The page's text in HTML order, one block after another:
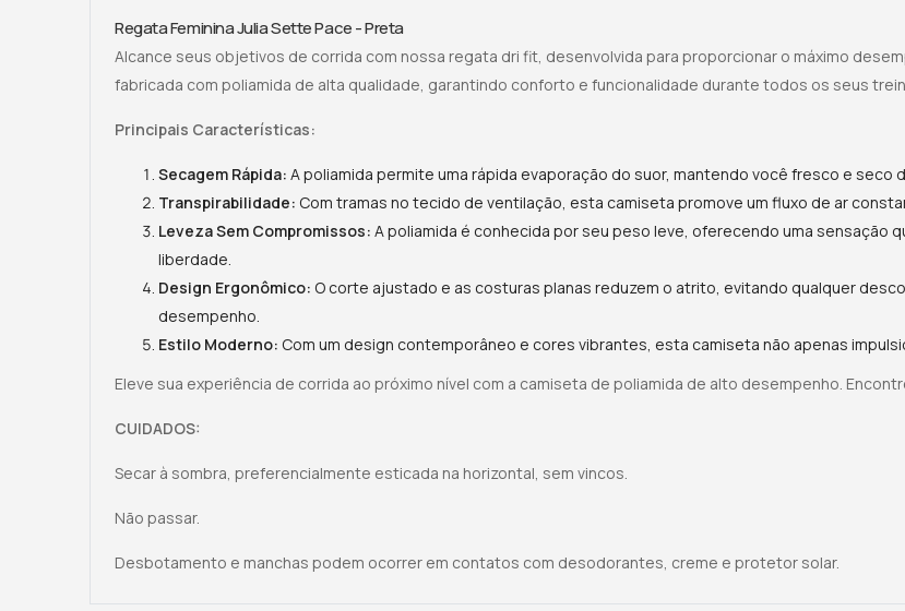
Regata Feminina Julia Sette Pace - Preta
Alcance seus objetivos de corrida com nossa regata dri fit, desenvolvida para proporcionar o máximo
fabricada com poliamida de alta qualidade, garantindo conforto e funcionalidade durante todos os seus
Principais Características:
Secagem Rápida: A poliamida permite uma rápida evaporação do suor, mantendo você fresco e seco
Transpirabilidade: Com tramas no tecido de ventilação, esta camiseta promove um fluxo de ar
Leveza Sem Compromissos: A poliamida é conhecida por seu peso leve, oferecendo uma
liberdade.
Design Ergonômico: O corte ajustado e as costuras planas reduzem o atrito, evitando qualquer
desempenho.
Estilo Moderno: Com um design contemporâneo e cores vibrantes, esta camiseta não apenas
Eleve sua experiência de corrida ao próximo nível com a camiseta de poliamida de alto desempenho.
CUIDADOS:
Secar à sombra, preferencialmente esticada na horizontal, sem vincos.
Não passar.
Desbotamento e manchas podem ocorrer em contatos com desodorantes, creme e protetor solar.